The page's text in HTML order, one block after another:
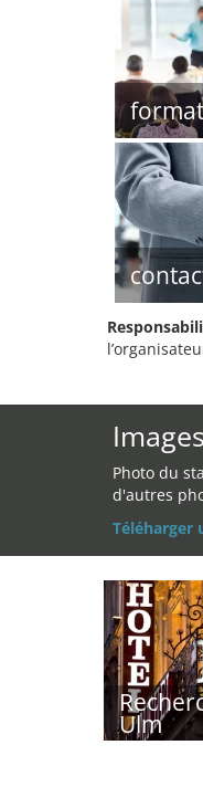
Images
Photo du
d'autres
Téléharger
Ulm